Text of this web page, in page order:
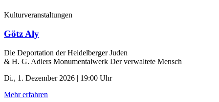
Kulturveranstaltungen
Götz Aly
Die Deportation der ­Heidelberger Juden
& H. G. Adlers Monumentalwerk Der verwaltete Mensch
Di., 1. Dezember 2026 | 19:00 Uhr
Mehr erfahren